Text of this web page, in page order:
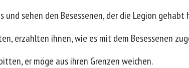
und sehen den Besessenen, der die Legion
erzählten ihnen, wie es mit dem Besessenen
er möge aus ihren Grenzen weichen.